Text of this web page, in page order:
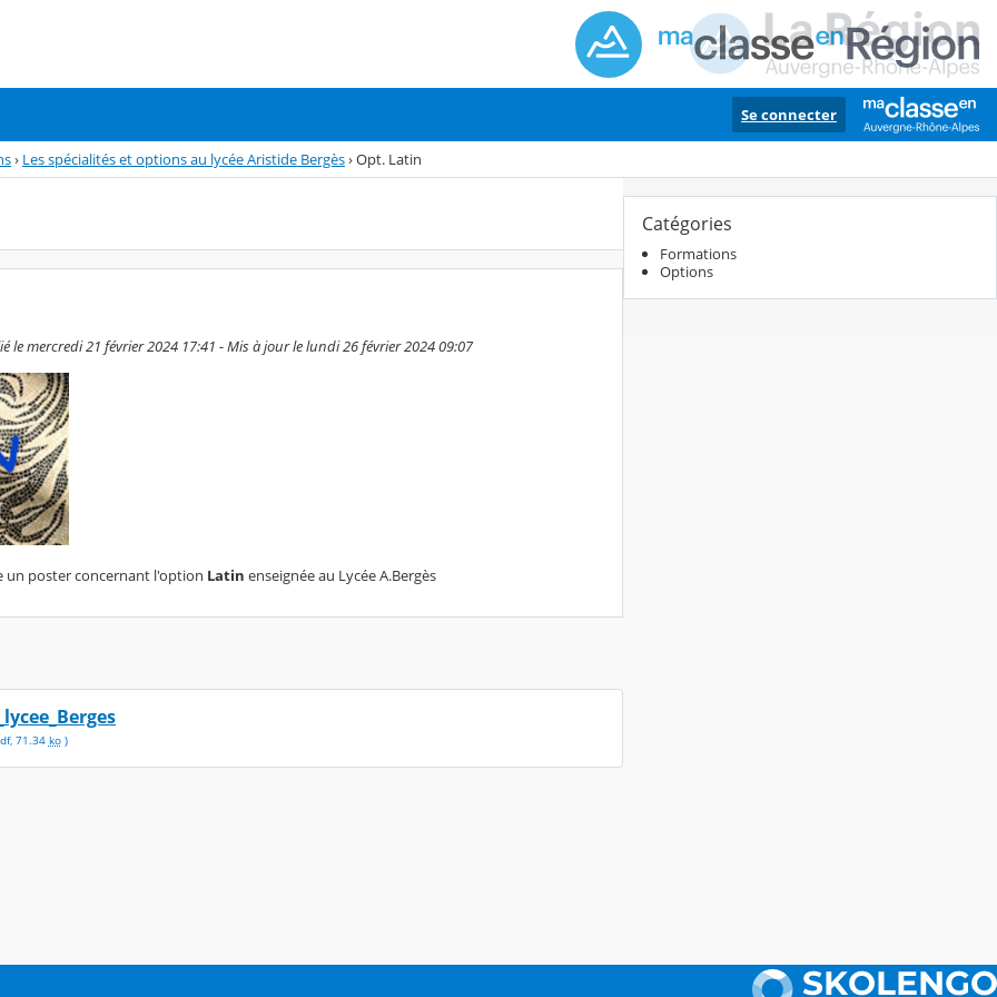
Se connecter
› Les spécialités et options au lycée Aristide Bergès›Opt. Latin
le mercredi 21 février 2024 17:41 - Mis à jour le lundi 26 février 2024 09:07
un poster concernant l'option Latin enseignée au Lycée A.Bergès
, 71.34 ko)
Catégories
Formations
Options